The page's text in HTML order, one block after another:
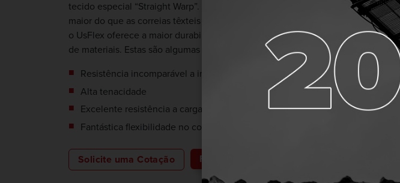
tecido especial “Straight Warp”. A UsFlex oferece resistência a impactos até
maior do que as correias têxteis convencionais. Esta resistência incomparável
o UsFlex oferece a maior durabilidade, mesmo nas condições mais adversas
de materiais. Estas são algumas das características mais importantes do UsFlex:
Resistência incomparável a impactos, rasgos, cortes e desgaste
Alta tenacidade
Excelente resistência a cargas elevadas
Fantástica flexibilidade no contato com os tambores.
Solicite uma Cotação Fazer o download do arquivo